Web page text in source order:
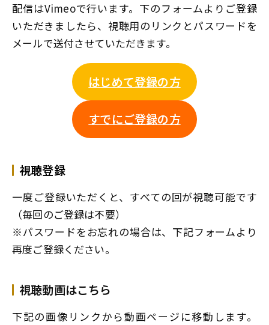
配信はVimeoで行います。下のフォームよりご登録
いただきましたら、視聴用のリンクとパスワードを
メールで送付させていただきます。
はじめて登録の方
すでにご登録の方
視聴登録
一度ご登録いただくと、すべての回が視聴可能です
（毎回のご登録は不要）
※パスワードをお忘れの場合は、下記フォームより
再度ご登録ください。
視聴動画はこちら
下記の画像リンクから動画ページに移動します。